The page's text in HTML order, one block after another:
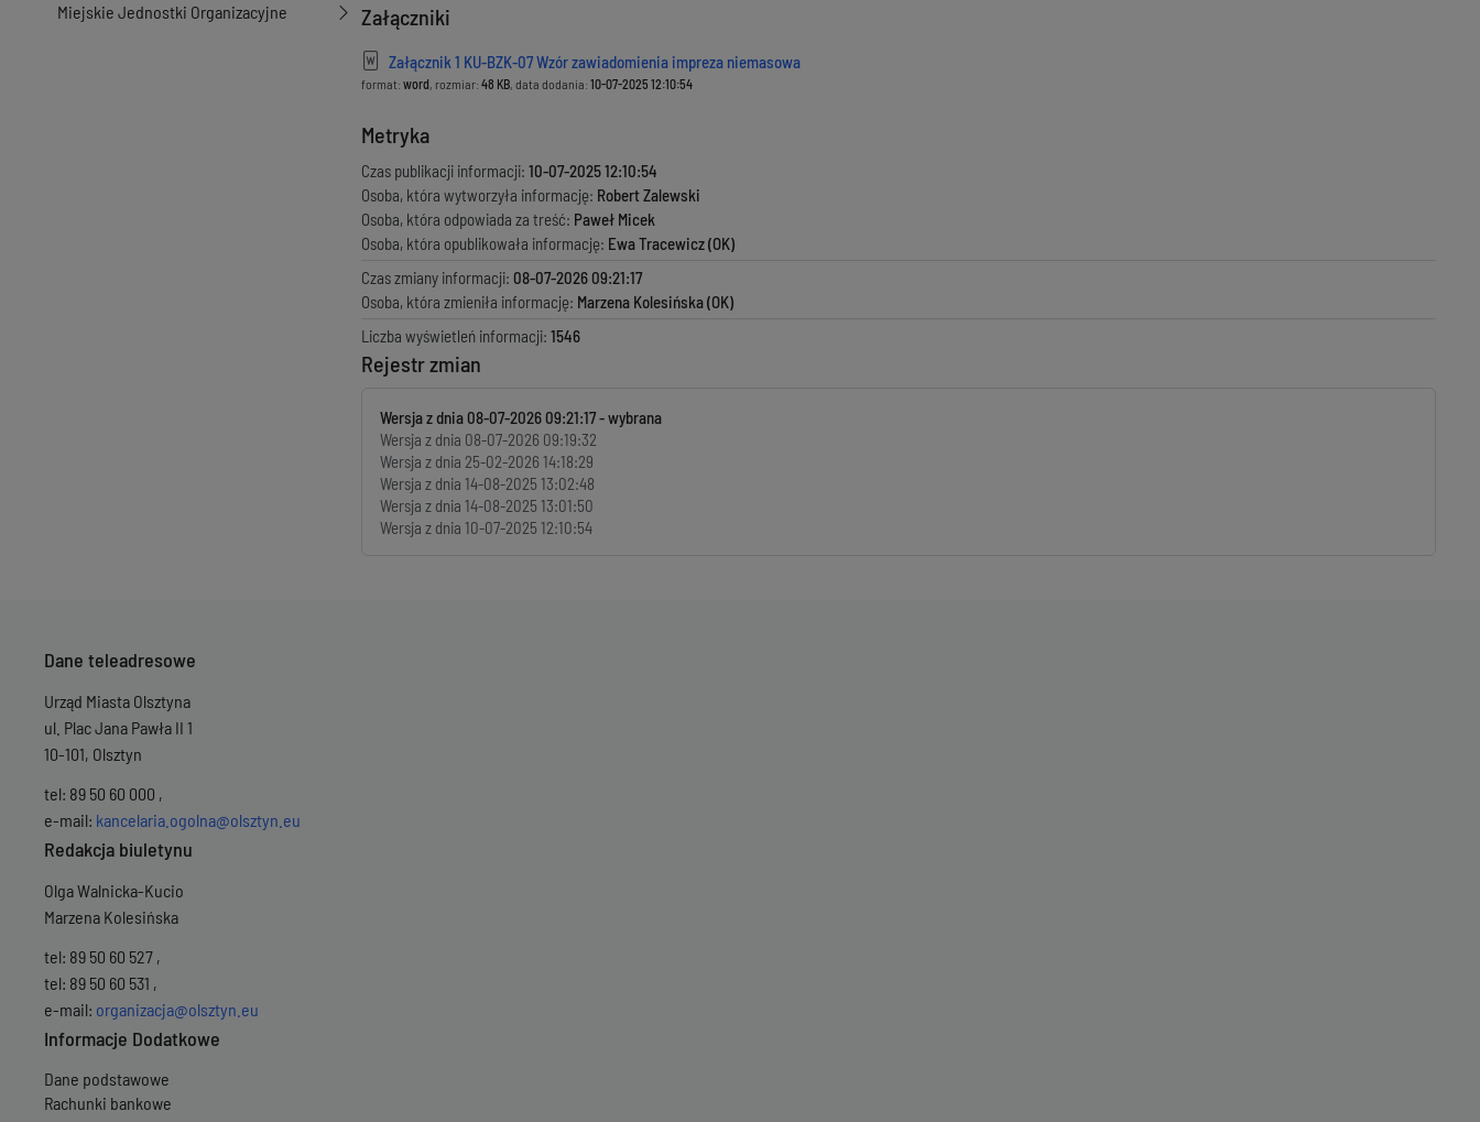
Miejskie Jednostki Organizacyjne
Załączniki
Załącznik 1 KU-BZK-07 Wzór zawiadomienia impreza niemasowa
format: word, rozmiar: 48 KB, data dodania: 10-07-2025 12:10:54
Metryka
Czas publikacji informacji: 10-07-2025 12:10:54
Osoba, która wytworzyła informację: Robert Zalewski
Osoba, która odpowiada za treść: Paweł Micek
Osoba, która opublikowała informację: Ewa Tracewicz (OK)
Czas zmiany informacji: 08-07-2026 09:21:17
Osoba, która zmieniła informację: Marzena Kolesińska (OK)
Liczba wyświetleń informacji: 1546
Rejestr zmian
Wersja z dnia 08-07-2026 09:21:17
Wersja z dnia 08-07-2026 09:19:32
Wersja z dnia 25-02-2026 14:18:29
Wersja z dnia 14-08-2025 13:02:48
Wersja z dnia 14-08-2025 13:01:50
Wersja z dnia 10-07-2025 12:10:54
Dane teleadresowe
Urząd Miasta Olsztyna
ul. Plac Jana Pawła II 1
10-101, Olsztyn
tel: 89 50 60 000 ,
e-mail: kancelaria.ogolna@olsztyn.eu
Redakcja biuletynu
Olga Walnicka-Kucio
Marzena Kolesińska
tel: 89 50 60 527 ,
tel: 89 50 60 531 ,
e-mail: organizacja@olsztyn.eu
Informacje Dodatkowe
Dane podstawowe
Rachunki bankowe